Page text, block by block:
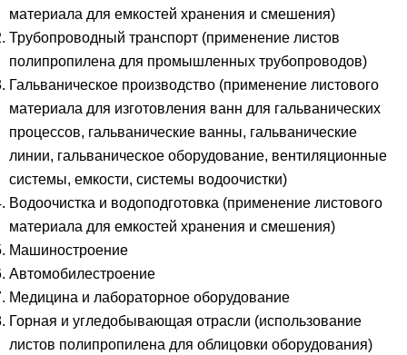
материала для емкостей хранения и смешения)
Трубопроводный транспорт (применение листов
полипропилена для промышленных трубопроводов)
Гальваническое производство (применение листового
материала для изготовления ванн для гальванических
процессов, гальванические ванны, гальванические
линии, гальваническое оборудование, вентиляционные
системы, емкости, системы водоочистки)
Водоочистка и водоподготовка (применение листового
материала для емкостей хранения и смешения)
Машиностроение
Автомобилестроение
Медицина и лабораторное оборудование
Горная и угледобывающая отрасли (использование
листов полипропилена для облицовки оборудования)